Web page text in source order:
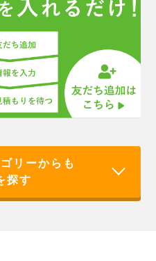
リーからも
探す